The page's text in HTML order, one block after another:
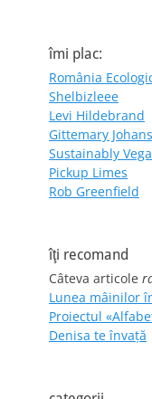
îmi plac:
România
Shelbizleee
Levi Hildebrand
Gittemary
Sustainably
Pickup Limes
Rob Greenfield
îţi recomand
Câteva articole
Lunea mâinilor
Proiectul
Denisa te învaţă